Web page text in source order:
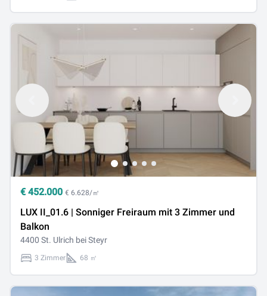
€ 452.000 € 6.628/㎡
LUX II_01.6 | Sonniger Freiraum mit 3 Zimmer und
Balkon
4400 St. Ulrich bei Steyr
3 Zimmer 68 ㎡